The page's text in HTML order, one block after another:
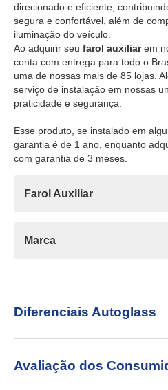
direcionado e eficiente,
segura e confortável, além de
iluminação do veículo.
Ao adquirir seu farol auxiliarem
conta com entrega para todo o
uma de nossas mais de 85 lojas.
serviço de instalação em nossas
praticidade e segurança.
Esse produto, se instalado em
garantia é de 1 ano, enquanto
com garantia de 3 meses.
Farol Auxiliar
Marca
Diferenciais Autoglass
Avaliação dos